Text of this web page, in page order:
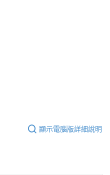
顯示電腦版詳細說明